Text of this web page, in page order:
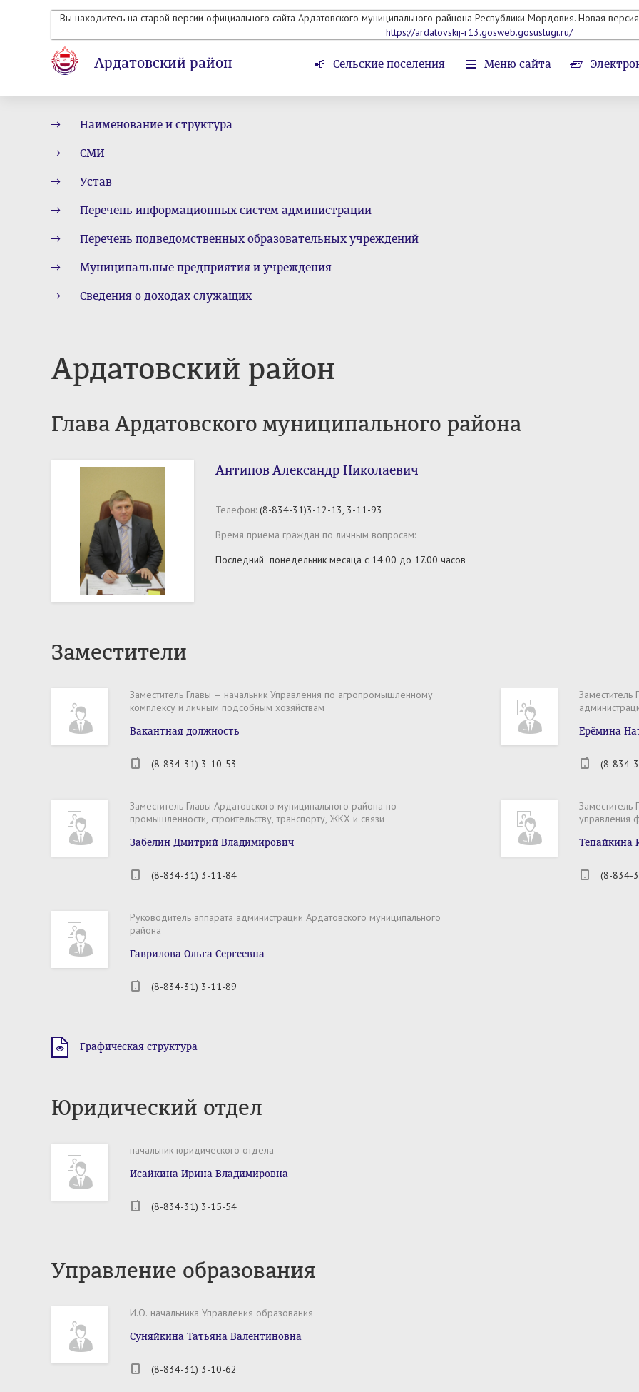
Вы находитесь на старой версии официального сайта Ардатовского муниципального райнона Республики Мордовия. Новая
https://ardatovskij-r13.gosweb.gosuslugi.ru/
Ардатовский район Сельские поселения Меню сайта
Наименование и структура
СМИ
Устав
Перечень информационных систем администрации
Перечень подведомственных образовательных учреждений
Муниципальные предприятия и учреждения
Сведения о доходах служащих
Ардатовский район
Глава Ардатовского муниципального района
Антипов Александр Николаевич
Телефон: (8-834-31)3-12-13, 3-11-93
Время приема граждан по личным вопросам:
Последний понедельник месяца с 14.00 до 17.00 часов
Заместители
Заместитель Главы – начальник Управления по агропромышленному
комплексу и личным подсобным хозяйствам
Вакантная должность
(8-834-31) 3-10-53
Заместитель Главы Ардатовского муниципального района по
промышленности, строительству, транспорту, ЖКХ и связи
Забелин Дмитрий Владимирович
(8-834-31) 3-11-84
Руководитель аппарата администрации Ардатовского муниципального
района
Гаврилова Ольга Сергеевна
(8-834-31) 3-11-89
Заместитель
Ерёмина
(8-834-
Заместитель
управления
Тепайкина
(8-834-
Графическая структура
Юридический отдел
начальник юридического отдела
Исайкина Ирина Владимировна
(8-834-31) 3-15-54
Управление образования
И.О. начальника Управления образования
Суняйкина Татьяна Валентиновна
(8-834-31) 3-10-62